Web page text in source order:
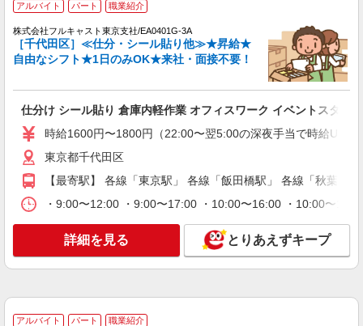
当で時給UP） ※給与幅は経験・能力による
東京都千代田区
キープ 詳細を見る
アルバイト
株式会社フルキャスト東京支社/EA0401G-3A
仕分け シール貼り 倉庫内軽作業 オフィスワー
ク イベントスタッフ等
時給1600円〜1800円（22:00〜翌5:00の深夜手
当で時給UP） ※給与幅は経験・能力による
東京都千代田区
キープ 詳細を見る
株式会社パソナ・東京キャリアセンター/KT600117507201
NEW
アルバイト パート 職業紹介
株式会社フルキャスト東京支社/EA0401G-3A
［千代田区］≪仕分・シール貼り他≫★昇給★
自由なシフト★1日のみOK★来社・面接不要！
仕分け シール貼り 倉庫内軽作業 オフィスワーク イベントスタッ
時給1600円〜1800円（22:00〜翌5:00の深夜手当で時給UP
東京都千代田区
【最寄駅】 各線「東京駅」 各線「飯田橋駅」 各線「秋葉原駅
・9:00〜12:00 ・9:00〜17:00 ・10:00〜16:00 ・10:00〜
詳細を見る とりあえずキープ
アルバイト パート 職業紹介